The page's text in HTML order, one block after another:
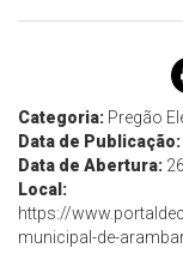
Categoria: Pregão
Data de Publicação:
Data de Abertura:
Local:
https://
municipal-de-